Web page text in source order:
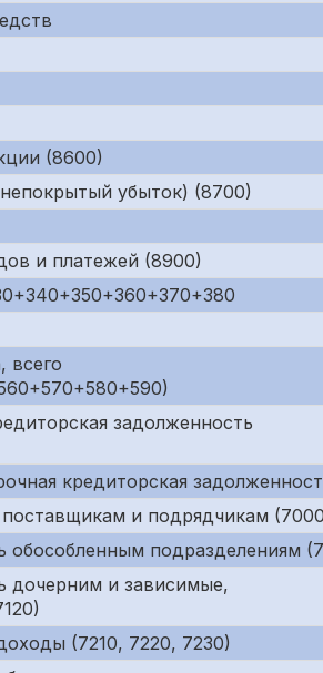
(8600)
убыток) (8700)
и платежей (8900)
всего
задолженность
кредиторская
и подрядчикам
обособленным подразделениям
дочерним и зависимые,
(7210, 7220, 7230)